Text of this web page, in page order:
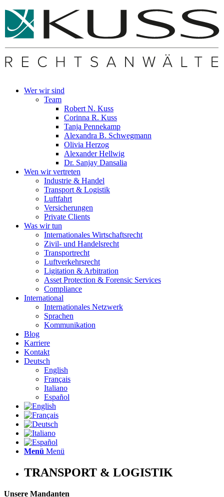
Wer wir sind
Team
Robert N. Kuss
Corinna R. Kuss
Tanja Pennekamp
Alexandra B. Schwegmann
Olivia Herzog
Alexander Hellwig
Dr. Sanjay Dansalia
Wen wir vertreten
Industrie & Handel
Transport & Logistik
Luftfahrt
Versicherungen
Private Clients
Was wir tun
Internationales Wirtschaftsrecht
Zivil- und Handelsrecht
Transportrecht
Luftverkehrsrecht
Ligitation & Arbitration
Asset Protection & Forensic Services
Compliance
International
Internationales Netzwerk
Sprachen
Kommunikation
Blog
Karriere
Kontakt
Deutsch
English
Français
Italiano
Español
Menü Menü
TRANSPORT & LOGISTIK
Unsere Mandanten